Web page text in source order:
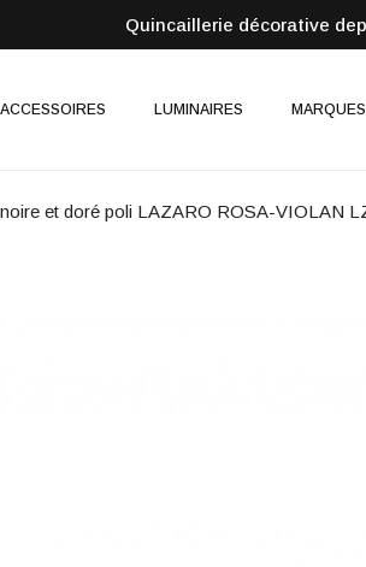
Quincaillerie décorative
ACCESSOIRES LUMINAIRES MARQUES
et doré poli LAZARO ROSA-VIOLAN